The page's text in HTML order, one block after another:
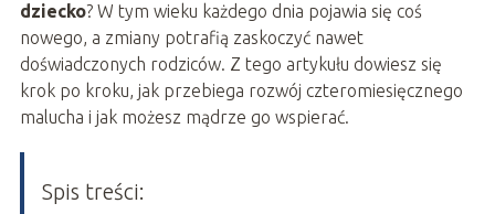
dziecko? W tym wieku każdego dnia pojawia się coś
nowego, a zmiany potrafią zaskoczyć nawet
doświadczonych rodziców. Z tego artykułu dowiesz się
krok po kroku, jak przebiega rozwój czteromiesięcznego
malucha i jak możesz mądrze go wspierać.
Spis treści: